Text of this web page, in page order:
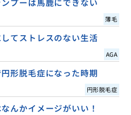
プーは馬鹿にできない
薄毛
てストレスのない生活
AGA
形脱毛症になった時期
円形脱毛症
んかイメージがいい！